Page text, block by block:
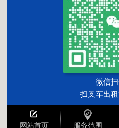
网站首页 服务范围
微信
扫叉车出租